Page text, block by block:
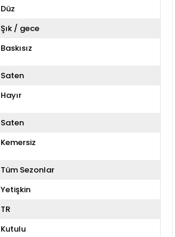
Düz
Şık / gece
Baskısız
Saten
Hayır
Saten
Kemersiz
Tüm Sezonlar
Yetişkin
TR
Kutulu